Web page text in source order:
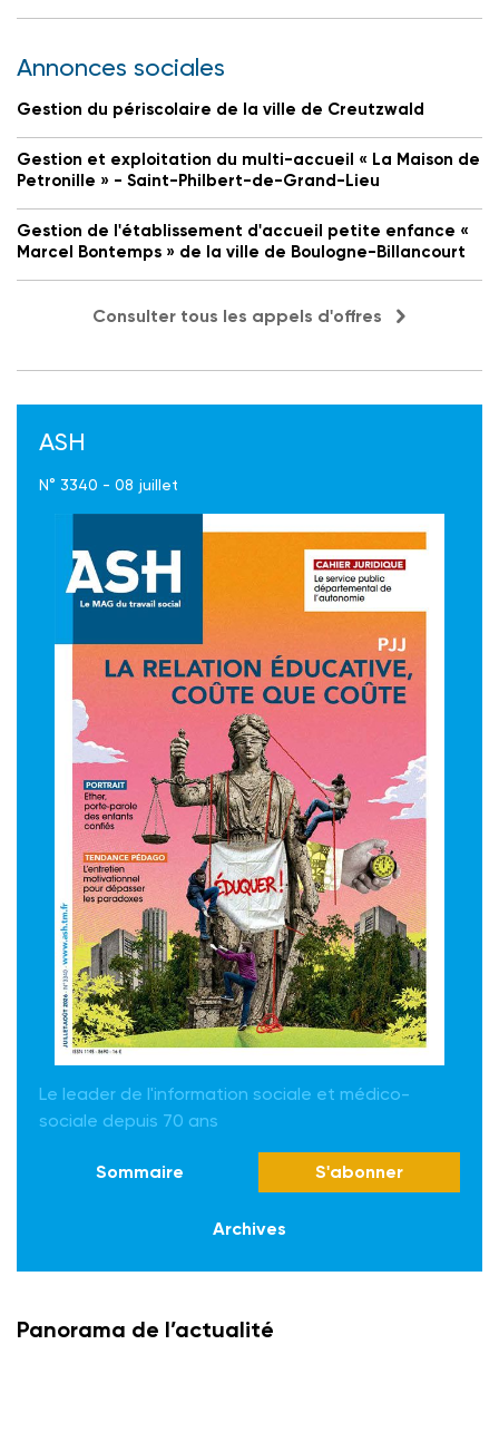
Annonces sociales
Gestion du périscolaire de la ville de Creutzwald
Gestion et exploitation du multi-accueil « La Maison de
Petronille » - Saint-Philbert-de-Grand-Lieu
Gestion de l'établissement d'accueil petite enfance «
Marcel Bontemps » de la ville de Boulogne-Billancourt
Consulter tous les appels d'offres
ASH
N° 3340 - 08 juillet
Le leader de l'information sociale et médico-
sociale depuis 70 ans
Sommaire S'abonner
Archives
Panorama de l’actualité